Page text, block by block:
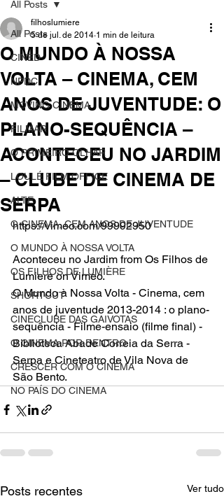
All Posts
CINED
NPDC
MOVING CINEMA
FILMAR
O PRIMEIRO OLHAR
LOULÉ FILM OFFICE
ALTE
O CINEMA, CEM ANOS DE JUVENTUDE
O MUNDO À NOSSA VOLTA
OS FILHOS DE LUMIÈRE
SHORTCUT
CINECLUBE DAS GAIVOTAS
O CINEMA POR DENTRO
CRESCER COM O CINEMA
NO PAÍS DO CINEMA
All Posts
O MUNDO À NOSSA
VOLTA – CINEMA, CEM
ANOS DE JUVENTUDE: O
PLANO-SEQUÊNCIA –
ACONTECEU NO JARDIM
– CLUBE DE CINEMA DE
SERPA
filhoslumiere
5 de jul. de 2014 1 min de leitura
https://vimeo.com/99992950
Aconteceu no Jardim from Os Filhos de
Lumiere on Vimeo.
O Mundo à Nossa Volta - Cinema, cem
anos de juventude 2013-2014 : o plano-
sequência - Filme-ensaio (filme final) -
Biblioteca Abade Correia da Serra -
Serpa e Cineteatro de Vila Nova de
São Bento.
Posts recentes Ver tudo